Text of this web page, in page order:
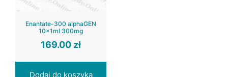
Enantate-300 alphaGEN
10x1ml 300mg
169.00 zł
Dodaj do koszyka